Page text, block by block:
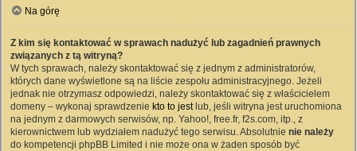
Na górę
Z kim się kontaktować w sprawach nadużyć lub zagadnień prawnych
związanych z tą witryną?
W tych sprawach, należy skontaktować się z jednym z administratorów,
których dane wyświetlone są na liście zespołu administracyjnego. Jeżeli
jednak nie otrzymasz odpowiedzi, należy skontaktować się z właścicielem
domeny – wykonaj sprawdzenie kto to jestlub, jeśli witryna jest uruchomiona
na jednym z darmowych serwisów, np. Yahoo!, free.fr, f2s.com, itp., z
kierownictwem lub wydziałem nadużyć tego serwisu. Absolutnie nie należy
do kompetencji phpBB Limited i nie może ona w żaden sposób być